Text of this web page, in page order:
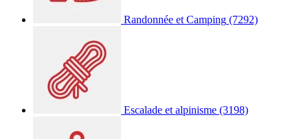
Randonnée et Camping (7292)
Escalade et alpinisme (3198)